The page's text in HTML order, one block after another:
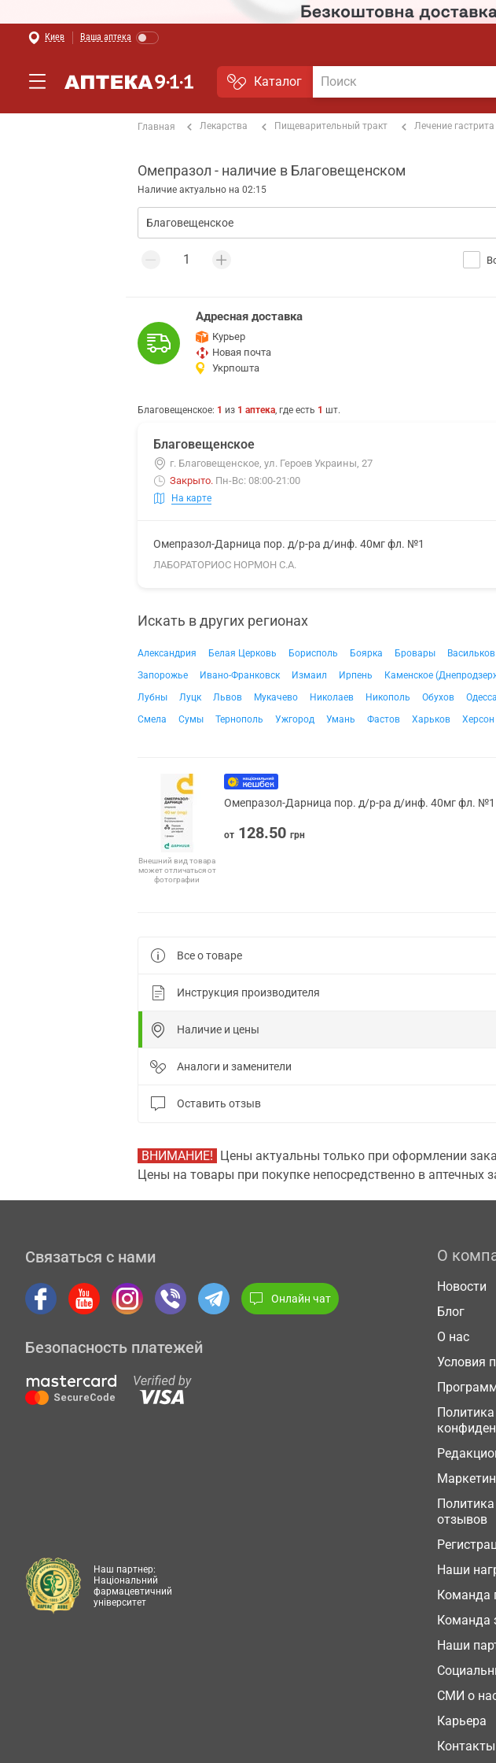
Киев Ваша аптека
Каталог
Главная Лекарства Пищеварительный тракт Лечение гастрита
Омепразол - наличие в Благовещенском
Наличие актуально на 02:15
Адресная доставка
Курьер
Новая почта
Укрпошта
Благовещенское: 1 из 1 аптека, где есть 1 шт.
Благовещенское
г. Благовещенское, ул. Героев Украины, 27
Закрыто. Пн-Вс: 08:00-21:00
На карте
Омепразол-Дарница пор. д/р-ра д/инф. 40мг фл. №1
ЛАБОРАТОРИОС НОРМОН С.А.
Искать в других регионах
Александрия Белая Церковь Борисполь Боярка Бровары Васильков
Запорожье
Ивано-Франковск Измаил Ирпень Каменское
Лубны
Луцк Львов Мукачево Николаев Никополь Обухов Одесса
Смела
Сумы Тернополь Ужгород Умань Фастов Харьков Херсон
Внешний вид товара
может отличаться от
фотографии
Омепразол-Дарница пор. д/р-ра д/инф. 40мг фл. №1
от 128.50 грн
Все о товаре
Инструкция производителя
Наличие и цены
Аналоги и заменители
Оставить отзыв
ВНИМАНИЕ! Цены актуальны только при оформлении
Цены на товары при покупке непосредственно в аптечных
Связаться с нами
Онлайн чат
Безопасность платежей
О
Новости
Блог
О нас
Условия
Политика
отзывов
Наши
Команда
Команда
Наши
СМИ о
Карьера
Контакты
Наш партнер:
Національний
фармацевтичний
університет